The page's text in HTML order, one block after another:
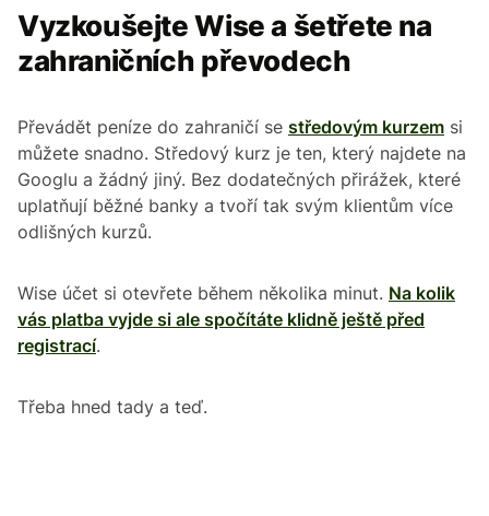
Vyzkoušejte Wise a šetřete na
zahraničních převodech
Převádět peníze do zahraničí se středovým kurzem si
můžete snadno. Středový kurz je ten, který najdete na
Googlu a žádný jiný. Bez dodatečných přirážek, které
uplatňují běžné banky a tvoří tak svým klientům více
odlišných kurzů.
Wise účet si otevřete během několika minut. Na kolik
vás platba vyjde si ale spočítáte klidně ještě před
registrací.
Třeba hned tady a teď.